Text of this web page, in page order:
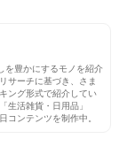
豊かにするモノを紹介
サーチに基づき、さま
ング形式で紹介してい
生活雑貨・日用品」
コンテンツを制作中。